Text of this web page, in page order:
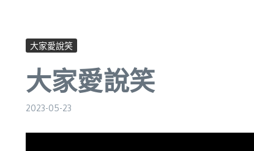
大家愛說笑
大家愛說笑
2023-05-23